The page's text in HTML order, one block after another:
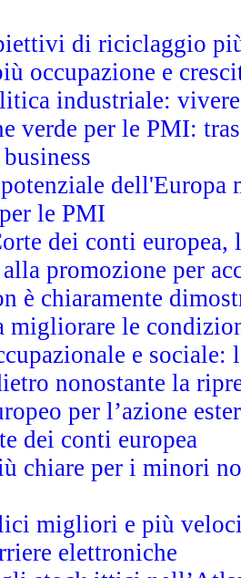
di riciclaggio
occupazione e
industriale:
verde per le PMI:
le PMI
dei conti
promozione per
è chiaramente
migliorare le
e
nonostante la
per l’azione
dei conti europea
chiare per i minori
migliori e più
elettroniche